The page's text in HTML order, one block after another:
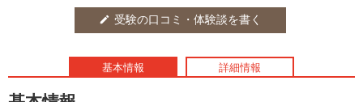
edit 受験の口コミ・体験談を書く
基本情報 詳細情報